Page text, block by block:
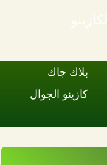
بلاك جاك
كازينو الجوال